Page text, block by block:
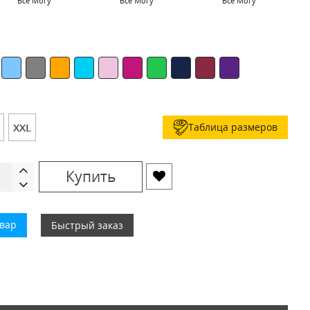
XXL Таблица размеров
Купить
Быстрый заказ